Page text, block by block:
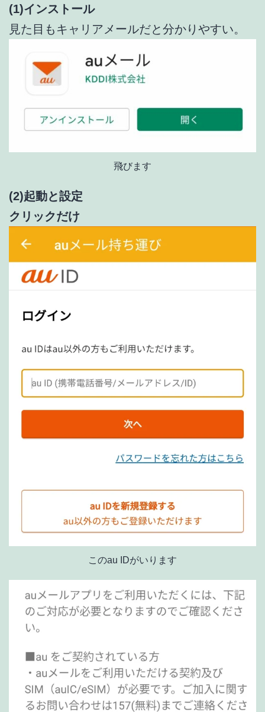
(1)インストール
見た目もキャリアメールだと分かりやすい。
飛びます
(2)起動と設定
クリックだけ
このau IDがいります